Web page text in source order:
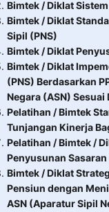
Bimtek / Diklat
Bimtek / Diklat
Sipil (PNS)
Bimtek / Diklat
Bimtek / Diklat
(PNS) Berdasarkan
Negara (ASN) Sesuai
Pelatihan / Bimtek
Tunjangan Kinerja
Pelatihan / Bimtek /
Penyusunan
Bimtek / Diklat
Pensiun dengan
ASN (Aparatur Sipil